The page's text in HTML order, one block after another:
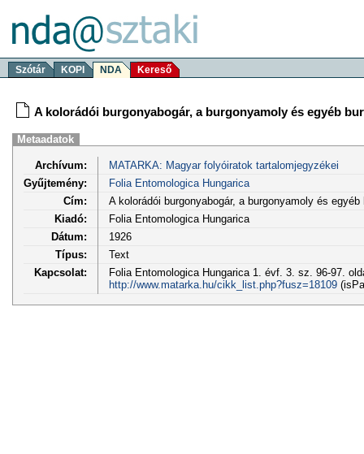
Szótár KOPI NDA Kereső
A kolorádói burgonyabogár, a burgonyamoly és egyéb
Metaadatok
Archívum:
MATARKA: Magyar folyóiratok tartalomjegyzékei
Gyűjtemény:
Folia Entomologica Hungarica
Cím:
A kolorádói burgonyabogár, a burgonyamoly és
Kiadó:
Folia Entomologica Hungarica
Dátum:
1926
Típus:
Text
Kapcsolat:
Folia Entomologica Hungarica 1. évf. 3. sz. 96-97.
http://www.matarka.hu/cikk_list.php?fusz=18109